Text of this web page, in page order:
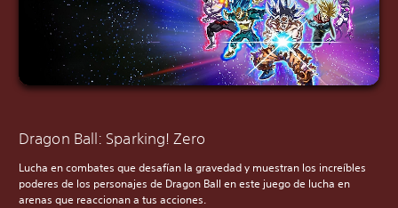
Dragon Ball: Sparking! Zero
Lucha en combates que desafían la gravedad y muestran los increíbles
poderes de los personajes de Dragon Ball en este juego de lucha en
arenas que reaccionan a tus acciones.